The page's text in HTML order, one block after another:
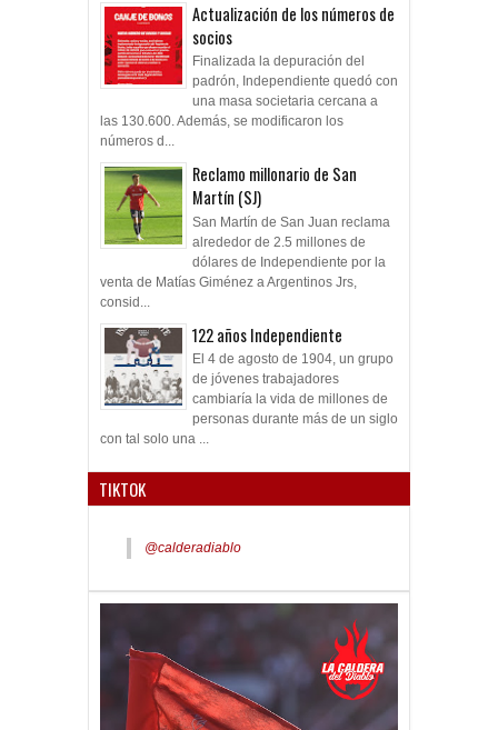
Actualización de los números de
socios
Finalizada la depuración del
padrón, Independiente quedó con
una masa societaria cercana a
las 130.600. Además, se modificaron los
números d...
Reclamo millonario de San
Martín (SJ)
San Martín de San Juan reclama
alrededor de 2.5 millones de
dólares de Independiente por la
venta de Matías Giménez a Argentinos Jrs,
consid...
122 años Independiente
El 4 de agosto de 1904, un grupo
de jóvenes trabajadores
cambiaría la vida de millones de
personas durante más de un siglo
con tal solo una ...
TIKTOK
@calderadiablo